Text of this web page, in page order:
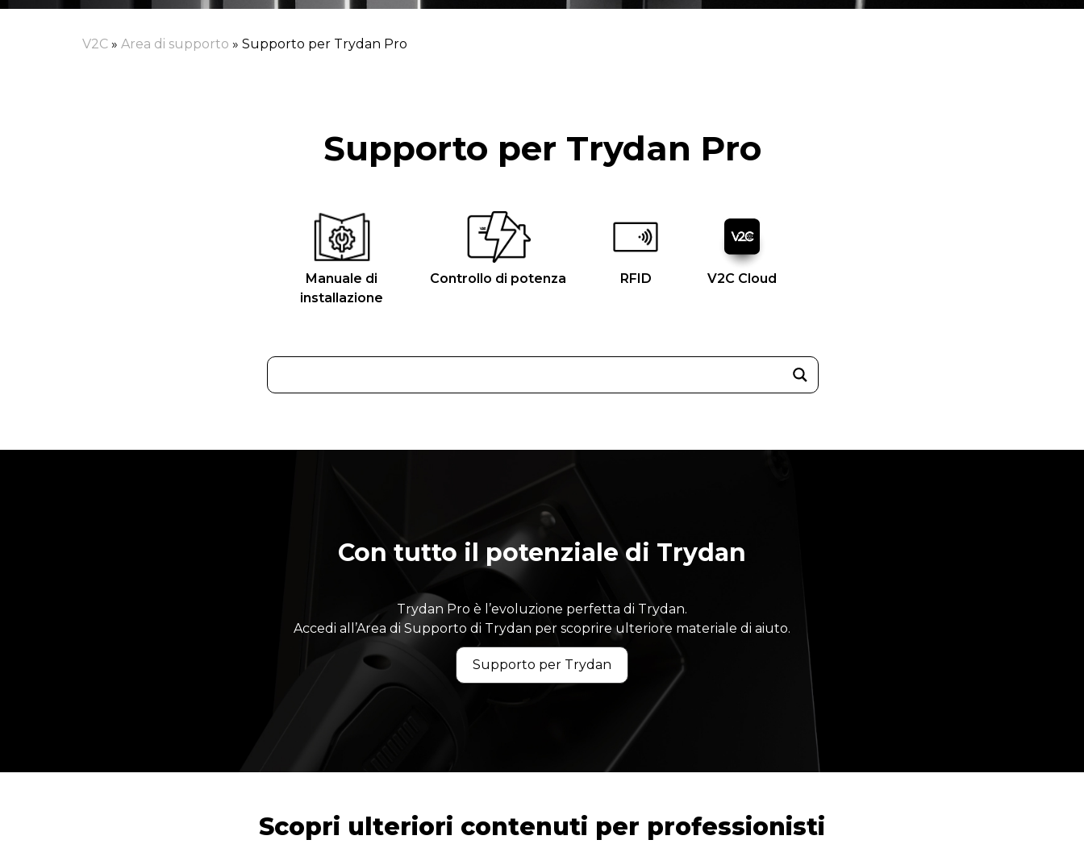
V2C » Area di supporto » Supporto per Trydan Pro
Supporto per Trydan Pro
Manuale di
installazione
Controllo di potenza RFID V2C Cloud
Con tutto il potenziale di Trydan
Trydan Pro è l’evoluzione perfetta di Trydan.
Accedi all’Area di Supporto di Trydan per scoprire ulteriore materiale di aiuto.
Supporto per Trydan
Scopri ulteriori contenuti per professionisti